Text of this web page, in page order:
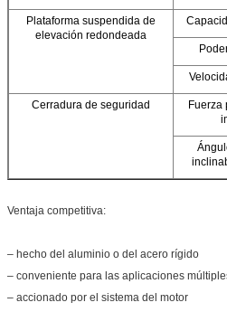
Plataforma suspendida de
elevación redondeada
Cerradura de seguridad
Fuerza
Ventaja competitiva:
– hecho del aluminio o del acero rígido
– conveniente para las aplicaciones
– accionado por el sistema del motor